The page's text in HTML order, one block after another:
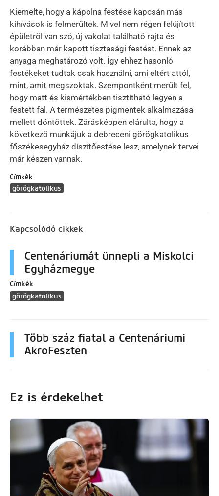
Kiemelte, hogy a kápolna festése kapcsán más
kihívások is felmerültek. Mivel nem régen felújított
épületről van szó, új vakolat található rajta és
korábban már kapott tisztasági festést. Ennek az
anyaga meghatározó volt. Így ehhez hasonló
festékeket tudtak csak használni, ami eltért attól,
mint, amit megszoktak. Szempontként merült fel,
hogy matt és kismértékben tisztítható legyen a
festett fal. A természetes pigmentek alkalmazása
mellett döntöttek. Zárásképpen elárulta, hogy a
következő munkájuk a debreceni görögkatolikus
főszékesegyház díszítőestése lesz, amelynek tervei
már készen vannak.
Címkék
görögkatolikus
Kapcsolódó cikkek
Centenáriumát ünnepli a Miskolci
Egyházmegye
Címkék
görögkatolikus
Több száz fiatal a Centenáriumi
AkroFeszten
Ez is érdekelhet